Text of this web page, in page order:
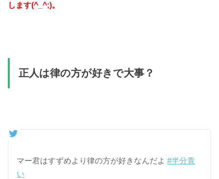
します(^_^;)。
正人は律の方が好きで大事？
マー君はすずめより律の方が好きなんだよ#半分青
い